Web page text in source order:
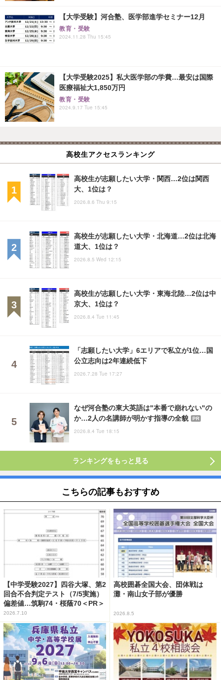
【大学受験】河合塾、医学部進学セミナー12月
教育・受験
2024.11.28 Thu 15:45
【大学受験2025】私大医学部の学費…最安は国際
医療福祉大1,850万円
教育・受験
2024.9.17 Tue 15:45
高校生アクセスランキング
高校生が志願したい大学・関西…2位は関西
大、1位は？
2026.8.6 Thu 9:15
高校生が志願したい大学・北海道…2位は北海
道大、1位は？
2026.8.5 Wed 12:15
高校生が志願したい大学・東海北陸…2位は中
京大、1位は？
2026.8.4 Tue 11:45
「志願したい大学」6エリアで私立が1位…国
公立志向は2年連続低下
2026.7.28 Tue 17:27
なぜ河合塾の東大英語は"本番で崩れない"の
か…2人の名講師が明かす指導の全貌
PR
2026.8.4 Tue 18:15
ランキングをもっと見る
こちらの記事もおすすめ
【中学受験2027】四谷大塚、第2
回合不合判定テスト（7/5実施）
偏差値…筑駒74・桜蔭70＜PR＞
2026.7.10
高校囲碁全国大会、団体戦は
灘・南山女子部が優勝
2026.8.5